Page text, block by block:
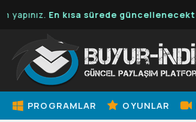
En kısa sürede güncellenecektir.
PROGRAMLAR OYUNLAR